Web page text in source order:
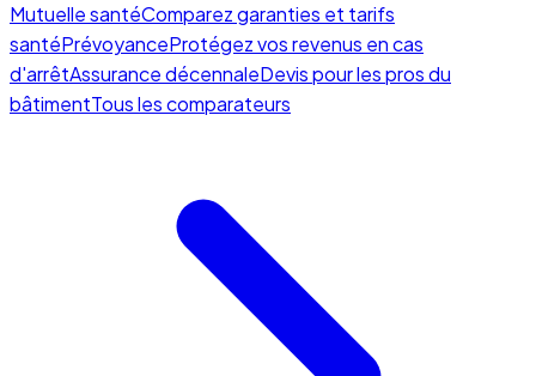
Mutuelle santéComparez garanties et tarifs
santéPrévoyanceProtégez vos revenus en cas
d'arrêtAssurance décennaleDevis pour les pros du
bâtimentTous les comparateurs